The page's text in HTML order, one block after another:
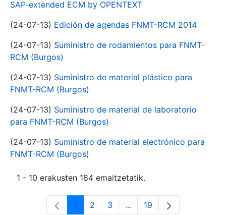
SAP-extended ECM by OPENTEXT
(24-07-13) Edición de agendas FNMT-RCM 2014
(24-07-13) Suministro de rodamientos para FNMT-
RCM (Burgos)
(24-07-13) Suministro de material plástico para
FNMT-RCM (Burgos)
(24-07-13) Suministro de material de laboratorio
para FNMT-RCM (Burgos)
(24-07-13) Suministro de material electrónico para
FNMT-RCM (Burgos)
1 - 10 erakusten 184 emaitzetatik.
Orrialdea
1 Orrialdea
2 Orrialdea
3 ...Intermediate Pages Use
Orrialdea
19